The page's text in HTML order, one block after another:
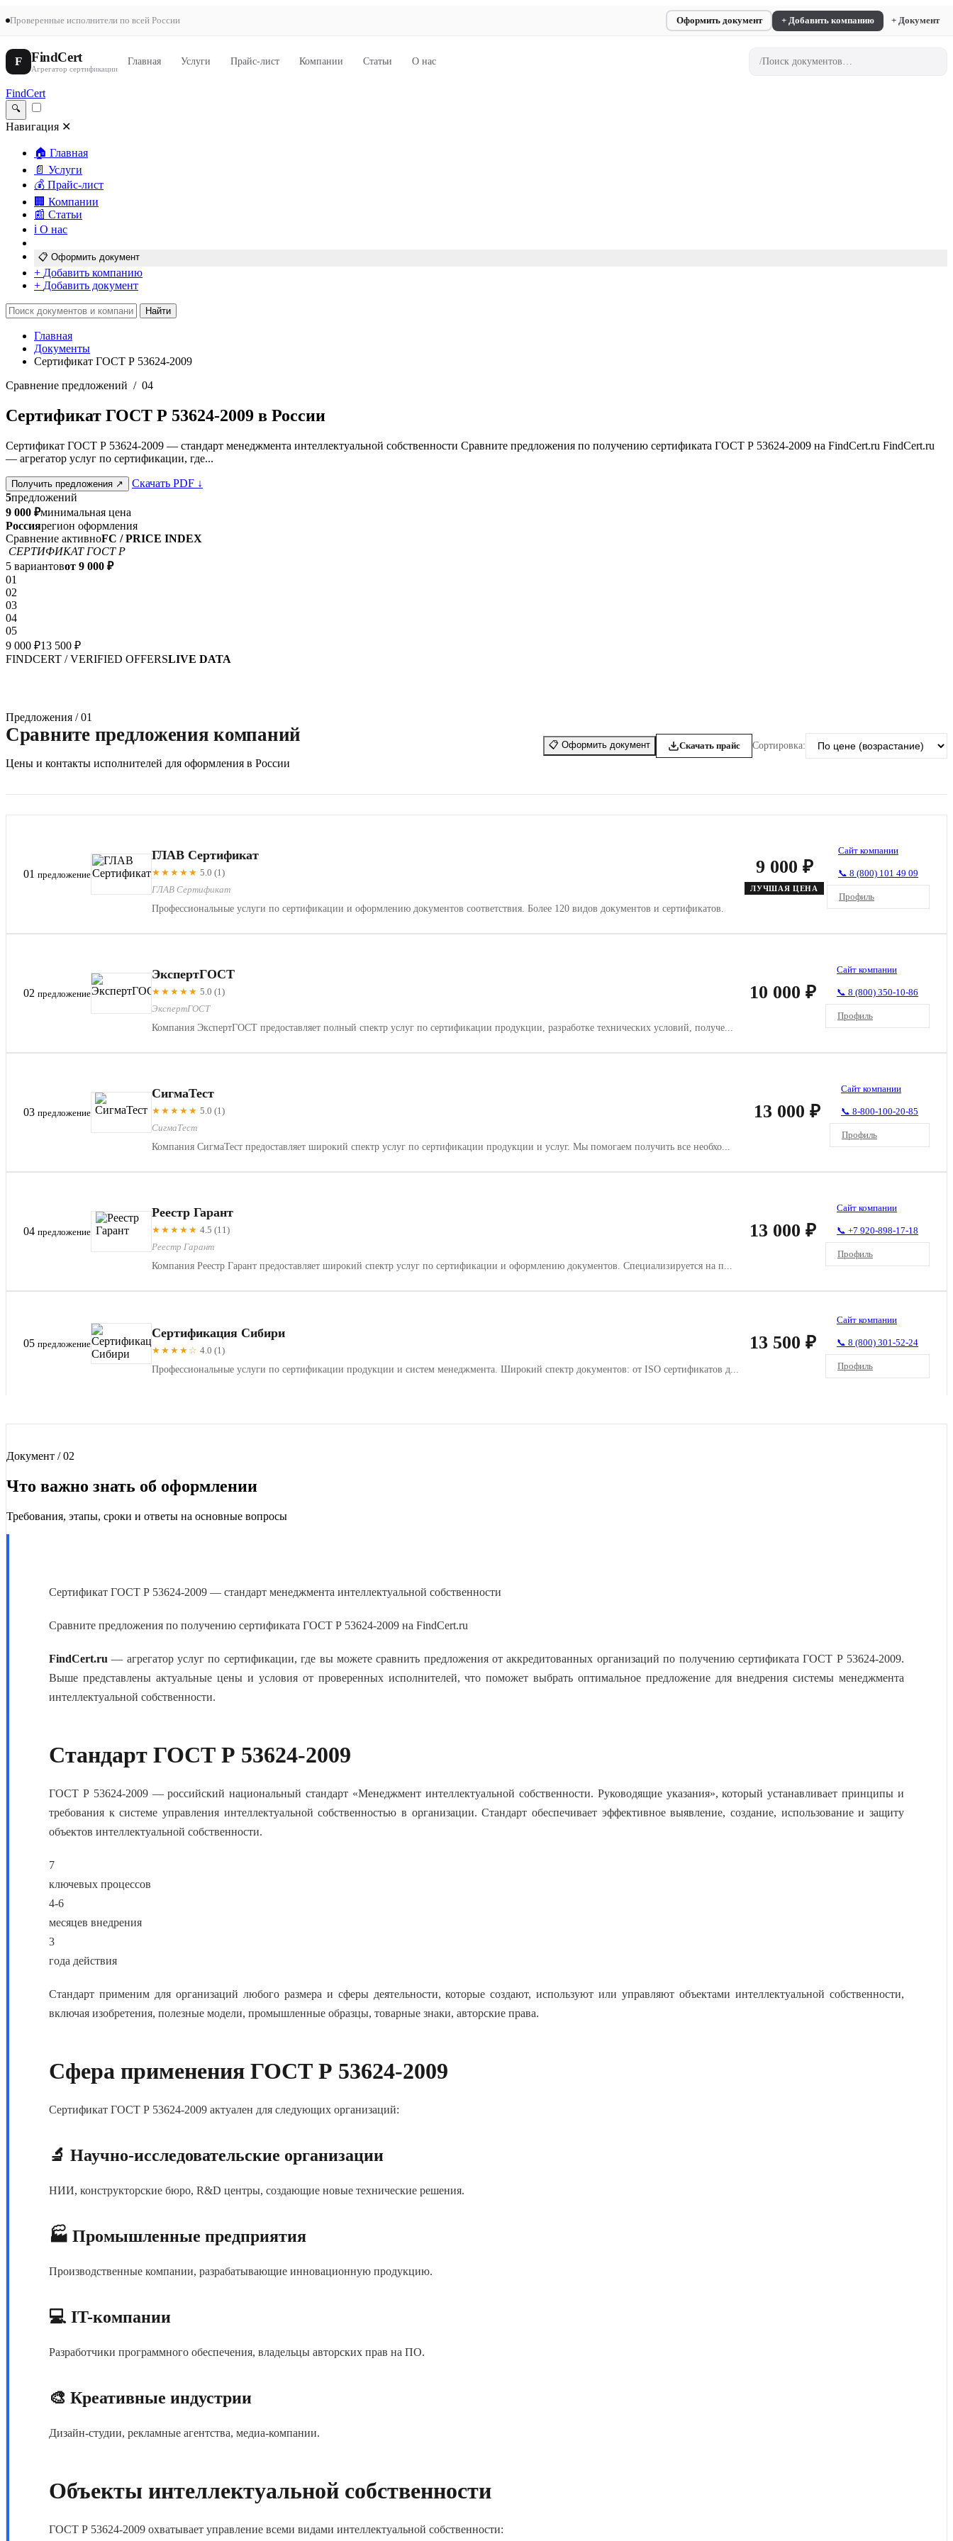
Проверенные исполнители по всей России Оформить документ + Добавить компанию + Документ
F FindCert
Агрегатор сертификации
Главная Услуги Прайс-лист Компании Статьи О нас /
FindCert
🔍
Навигация ✕
🏠 Главная
📄 Услуги
💰 Прайс-лист
🏢 Компании
📰 Статьи
ℹ️ О нас
📋 Оформить документ
+ Добавить компанию
+ Добавить документ
Найти
Главная
Документы
Сертификат ГОСТ Р 53624-2009
Сравнение предложений / 04
Сертификат ГОСТ Р 53624-2009 в России
Сертификат ГОСТ Р 53624-2009 — стандарт менеджмента интеллектуальной собственности Сравните предложения по получению сертификата ГОСТ Р 53624-2009 на FindCert.ru FindCert.ru
— агрегатор услуг по сертификации, где...
Получить предложения ↗ Скачать PDF ↓
5предложений
9 000 ₽минимальная цена
Россиярегион оформления
Сравнение активноFC / PRICE INDEX
СЕРТИФИКАТ ГОСТ Р
5 вариантовот 9 000 ₽
01
02
03
04
05
9 000 ₽13 500 ₽
FINDCERT / VERIFIED OFFERSLIVE DATA
Предложения / 01
Сравните предложения компаний
Цены и контакты исполнителей для оформления в России
📋 Оформить документ Скачать прайс Сортировка:
01 предложение
ГЛАВ Сертификат
★★★★★ 5.0 (1)
ГЛАВ Сертификат
Профессиональные услуги по сертификации и оформлению документов соответствия. Более 120 видов документов и сертификатов.
9 000 ₽
ЛУЧШАЯ ЦЕНА
Сайт компании
📞 8 (800) 101 49 09
Профиль
02 предложение
ЭкспертГОСТ
★★★★★ 5.0 (1)
ЭкспертГОСТ
Компания ЭкспертГОСТ предоставляет полный спектр услуг по сертификации продукции, разработке технических условий, получе...
10 000 ₽
Сайт компании
📞 8 (800) 350-10-86
Профиль
03 предложение
СигмаТест
★★★★★ 5.0 (1)
СигмаТест
Компания СигмаТест предоставляет широкий спектр услуг по сертификации продукции и услуг. Мы помогаем получить все необхо...
13 000 ₽
Сайт компании
📞 8-800-100-20-85
Профиль
04 предложение
Реестр Гарант
★★★★★ 4.5 (11)
Реестр Гарант
Компания Реестр Гарант предоставляет широкий спектр услуг по сертификации и оформлению документов. Специализируется на п...
13 000 ₽
Сайт компании
📞 +7 920-898-17-18
Профиль
05 предложение
Сертификация Сибири
★★★★☆ 4.0 (1)
Профессиональные услуги по сертификации продукции и систем менеджмента. Широкий спектр документов: от ISO сертификатов д...
13 500 ₽
Сайт компании
📞 8 (800) 301-52-24
Профиль
Документ / 02
Что важно знать об оформлении
Требования, этапы, сроки и ответы на основные вопросы
Сертификат ГОСТ Р 53624-2009 — стандарт менеджмента интеллектуальной собственности
Сравните предложения по получению сертификата ГОСТ Р 53624-2009 на FindCert.ru
FindCert.ru — агрегатор услуг по сертификации, где вы можете сравнить предложения от аккредитованных организаций по получению сертификата ГОСТ Р 53624-2009.
Выше представлены актуальные цены и условия от проверенных исполнителей, что поможет выбрать оптимальное предложение длявнедрения системы менеджмента
интеллектуальной собственности.
Стандарт ГОСТ Р 53624-2009
ГОСТ Р 53624-2009— российский национальный стандарт «Менеджмент интеллектуальной собственности. Руководящие указания», который устанавливает принципы и
требования к системе управления интеллектуальной собственностью в организации. Стандарт обеспечивает эффективное выявление, создание, использование и защиту
объектов интеллектуальной собственности.
7
ключевых процессов
4-6
месяцев внедрения
3
года действия
Стандарт применим для организаций любого размера и сферы деятельности, которые создают, используют или управляют объектами интеллектуальной собственности,
включая изобретения, полезные модели, промышленные образцы, товарные знаки, авторские права.
Сфера применения ГОСТ Р 53624-2009
Сертификат ГОСТ Р 53624-2009 актуален для следующих организаций:
🔬 Научно-исследовательские организации
НИИ, конструкторские бюро, R&D центры, создающие новые технические решения.
🏭 Промышленные предприятия
Производственные компании, разрабатывающие инновационную продукцию.
💻 IT-компании
Разработчики программного обеспечения, владельцы авторских прав на ПО.
🎨 Креативные индустрии
Дизайн-студии, рекламные агентства, медиа-компании.
Объекты интеллектуальной собственности
ГОСТ Р 53624-2009 охватывает управление всеми видами интеллектуальной собственности: